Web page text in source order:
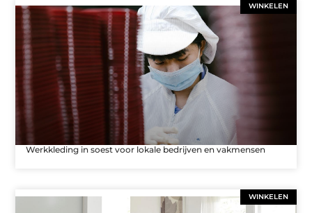
WINKELEN
Werkkleding in soest voor lokale bedrijven en vakmensen
WINKELEN